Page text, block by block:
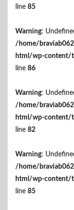
line 85
Warning:
/home/
html/wp-content/
line 86
Warning:
/home/
html/wp-content/
line 82
Warning:
/home/
html/wp-content/
line 85